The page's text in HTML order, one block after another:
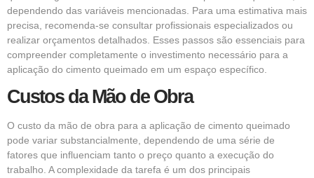
dependendo das variáveis mencionadas. Para uma estimativa mais
precisa, recomenda-se consultar profissionais especializados ou
realizar orçamentos detalhados. Esses passos são essenciais para
compreender completamente o investimento necessário para a
aplicação do cimento queimado em um espaço específico.
Custos da Mão de Obra
O custo da mão de obra para a aplicação de cimento queimado
pode variar substancialmente, dependendo de uma série de
fatores que influenciam tanto o preço quanto a execução do
trabalho. A complexidade da tarefa é um dos principais